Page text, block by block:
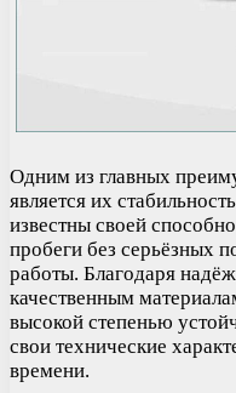
Одним из главных
является их
известны своей
пробеги без серьёзных
работы. Благодаря
качественным
высокой степенью
свои технические
времени.